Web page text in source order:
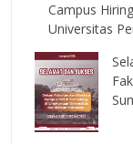
Campus
Universitas